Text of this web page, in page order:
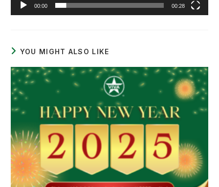
00:00 00:28
YOU MIGHT ALSO LIKE